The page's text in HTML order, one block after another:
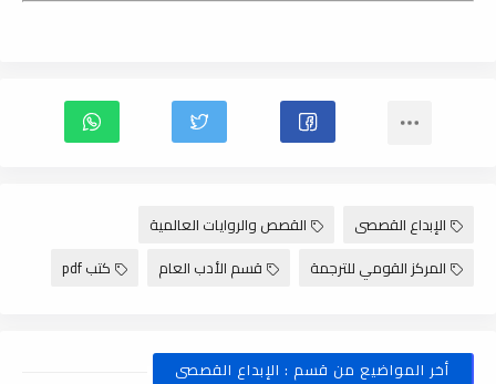
الإبداع القصصى
القصص والروايات العالمية
المركز القومي للترجمة
قسم الأدب العام كتب pdf
أخر المواضيع من قسم : الإبداع القصصى